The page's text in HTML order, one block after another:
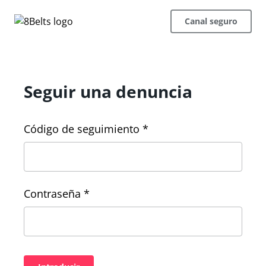
Canal seguro
Seguir una denuncia
Código de seguimiento *
Contraseña *